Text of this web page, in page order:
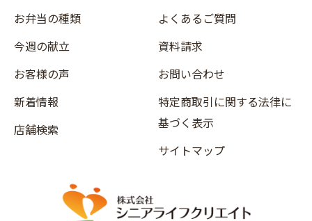
お弁当の種類
今週の献立
お客様の声
新着情報
店舗検索
よくあるご質問
資料請求
お問い合わせ
特定商取引に関する法律に
基づく表示
サイトマップ